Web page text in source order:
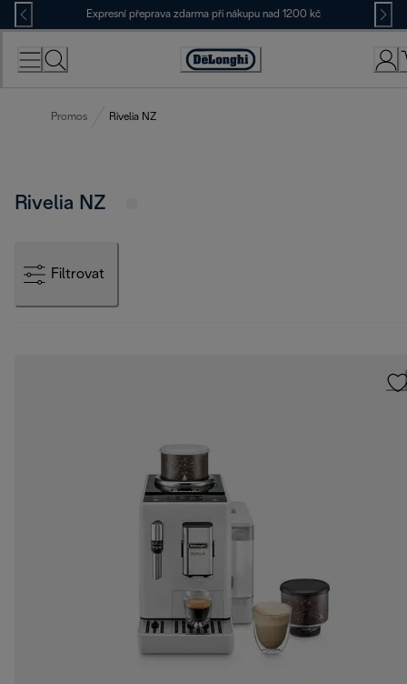
Skip
to
Content
Expresní přeprava zdarma při nákupu nad 1200 kč
Accessibility
Promos Rivelia NZ
Rivelia NZ
Filtrovat